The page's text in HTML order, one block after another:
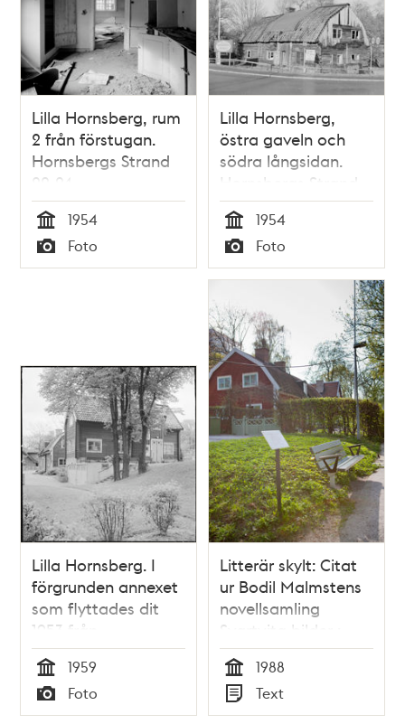
Lilla Hornsberg, rum
2 från förstugan.
Hornsbergs Strand
22-24
Tid
1954
Typ
Foto
Lilla Hornsberg,
östra gaveln och
södra långsidan.
Hornsbergs Strand
22-24
Tid
1954
Typ
Foto
Lilla Hornsberg. I
förgrunden annexet
som flyttades dit
1953 från
Stigbergsgatan 22
Tid
1959
Typ
Foto
Litterär skylt: Citat
ur Bodil Malmstens
novellsamling
Svartvita bilder :
berättelser
Tid
1988
Typ
Text